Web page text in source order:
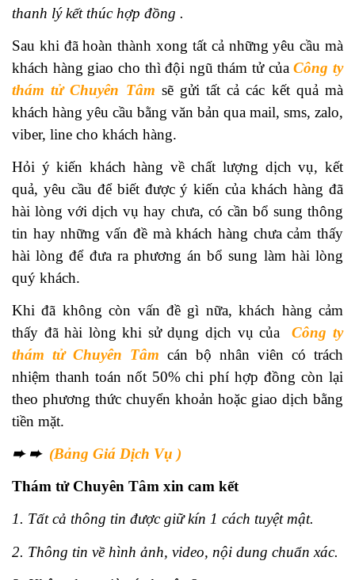
thanh lý kết thúc hợp đồng .
Sau khi đã hoàn thành xong tất cả những yêu cầu mà
khách hàng giao cho thì đội ngũ thám tử của Công ty
thám tử Chuyên Tâm sẽ gửi tất cả các kết quả mà
khách hàng yêu cầu bằng văn bản qua mail, sms, zalo,
viber, line cho khách hàng.
Hỏi ý kiến khách hàng về chất lượng dịch vụ, kết
quả, yêu cầu để biết được ý kiến của khách hàng đã
hài lòng với dịch vụ hay chưa, có cần bổ sung thông
tin hay những vấn đề mà khách hàng chưa cảm thấy
hài lòng để đưa ra phương án bổ sung làm hài lòng
quý khách.
Khi đã không còn vấn đề gì nữa, khách hàng cảm
thấy đã hài lòng khi sử dụng dịch vụ của
Công ty
thám tử Chuyên Tâm cán bộ nhân viên có trách
nhiệm thanh toán nốt 50% chi phí hợp đồng còn lại
theo phương thức chuyển khoản hoặc giao dịch bằng
tiền mặt.
➨ ➨ (Bảng Giá Dịch Vụ )
Thám tử Chuyên Tâm xin cam kết
1. Tất cả thông tin được giữ kín 1 cách tuyệt mật.
2. Thông tin về hình ảnh, video, nội dung chuẩn xác.